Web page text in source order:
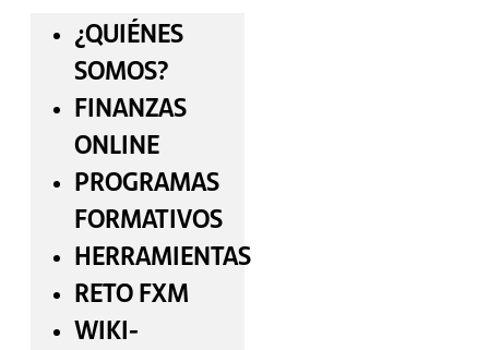
¿QUIÉNES
SOMOS?
FINANZAS
ONLINE
PROGRAMAS
FORMATIVOS
HERRAMIENTAS
RETO FXM
WIKI-